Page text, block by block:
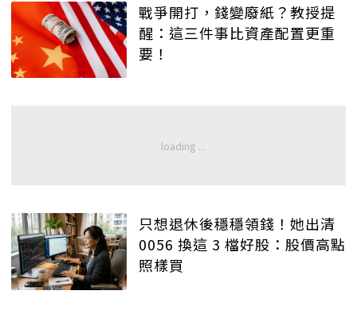
戰爭開打，錢變廢紙？教授提
醒：這三件事比資產配置更重
要！
只想退休後穩穩領錢！她出清
0056 換這 3 檔好股：股價高點
照樣買